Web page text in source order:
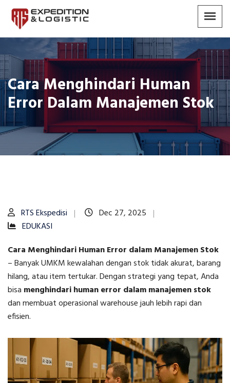
Cara Menghindari Human
Error Dalam Manajemen Stok
RTS Ekspedisi
Dec 27, 2025
EDUKASI
Cara Menghindari Human Error dalam Manajemen Stok
–Banyak UMKM kewalahan dengan stok tidak akurat, barang
hilang, atau item tertukar. Dengan strategi yang tepat, Anda
bisa menghindari human error dalam manajemen stok
dan membuat operasional warehouse jauh lebih rapi dan
efisien.